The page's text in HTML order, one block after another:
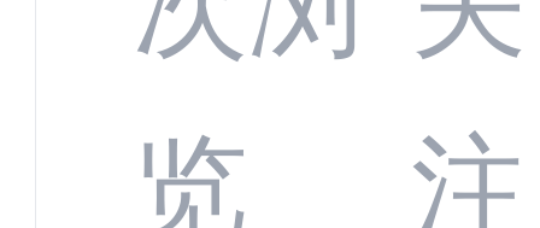
业标
何助力
览
注